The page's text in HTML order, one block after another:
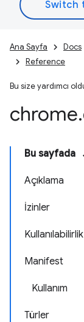
Ana Sayfa Docs
Reference
Bu size yardımcı
chrome.
Bu sayfada
Açıklama
İzinler
Kullanılabilirlik
Manifest
Kullanım
Türler